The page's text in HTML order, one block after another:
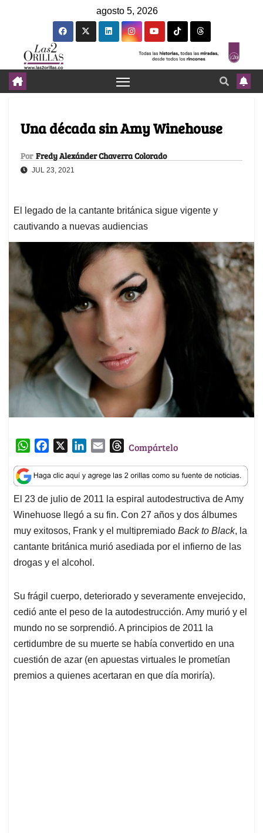
agosto 5, 2026
Una década sin Amy Winehouse
Por Fredy Alexánder Chaverra Colorado
JUL 23, 2021
El legado de la cantante británica sigue vigente y
cautivando a nuevas audiencias
W
a
t
s
A
p
p
c
e
b
o
o
k
n
k
e
d
I
n
a
i
l
T
r
e
a
d
s
Compártelo
El 23 de julio de 2011 la espiral autodestructiva de Amy
Winehuose llegó a su fin. Con 27 años y dos álbumes
muy exitosos, Frank y el multipremiado Back to Black, la
cantante británica murió asediada por el infierno de las
drogas y el alcohol.
Su frágil cuerpo, deteriorado y severamente envejecido,
cedió ante el peso de la autodestrucción. Amy murió y el
mundo no se sorprendió. A principios de 2011 la
certidumbre de su muerte se había convertido en una
cuestión de azar (en apuestas virtuales le prometían
premios a quienes acertaran en que día moriría).